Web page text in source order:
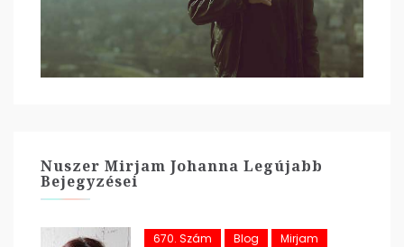
Nuszer Mirjam Johanna Legújabb
Bejegyzései
670. Szám Blog Mirjam